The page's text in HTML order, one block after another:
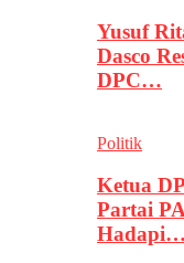
Yusuf
Dasco
DPC…
Politik
Ketua
Partai
Hadapi…